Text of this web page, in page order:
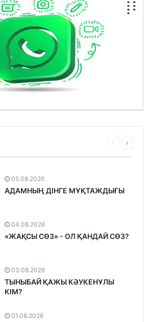
05.08.2026
АДАМНЫҢ ДІНГЕ МҰҚТАЖДЫҒЫ
04.08.2026
«ЖАҚСЫ СӨЗ» - ОЛ ҚАНДАЙ СӨЗ?
03.08.2026
ТЫНЫБАЙ ҚАЖЫ КӘУКЕНҰЛЫ
КІМ?
01.08.2026